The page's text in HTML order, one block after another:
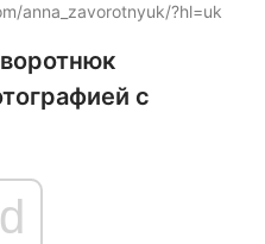
anna_zavorotnyuk/?hl=uk
с